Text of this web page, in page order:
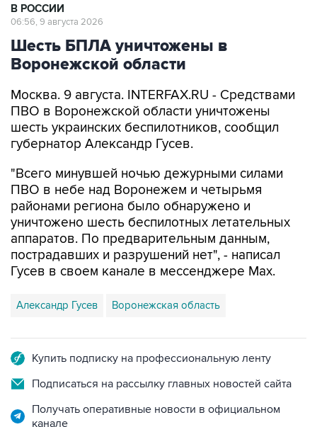
В РОССИИ
06:56, 9 августа 2026
Шесть БПЛА уничтожены в
Воронежской области
Москва. 9 августа. INTERFAX.RU - Средствами
ПВО в Воронежской области уничтожены
шесть украинских беспилотников, сообщил
губернатор Александр Гусев.
"Всего минувшей ночью дежурными силами
ПВО в небе над Воронежем и четырьмя
районами региона было обнаружено и
уничтожено шесть беспилотных летательных
аппаратов. По предварительным данным,
пострадавших и разрушений нет", - написал
Гусев в своем канале в мессенджере Max.
Александр Гусев Воронежская область
Купить подписку на профессиональную ленту
Подписаться на рассылку главных новостей сайта
Получать оперативные новости в официальном
канале